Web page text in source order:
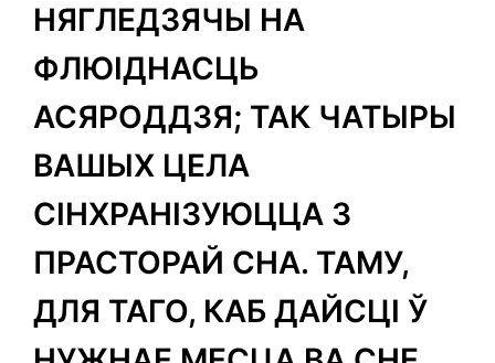
НЯГЛЕДЗЯЧЫ НА
ФЛЮІДНАСЦЬ
АСЯРОДДЗЯ; ТАК ЧАТЫРЫ
ВАШЫХ ЦЕЛА
СІНХРАНІЗУЮЦЦА З
ПРАСТОРАЙ СНА. ТАМУ,
ДЛЯ ТАГО, КАБ ДАЙСЦІ Ў